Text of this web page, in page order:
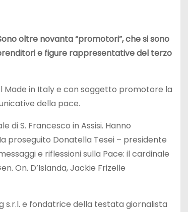
oltre novanta “promotori”, che si sono
e figure rappresentative del terzo
Made in Italy e con soggetto promotore la
della pace.
di S. Francesco in Assisi. Hanno
proseguito Donatella Tesei – presidente
e riflessioni sulla Pace: il cardinale
On. D’Islanda, Jackie Frizelle
s.r.l. e fondatrice della testata giornalista